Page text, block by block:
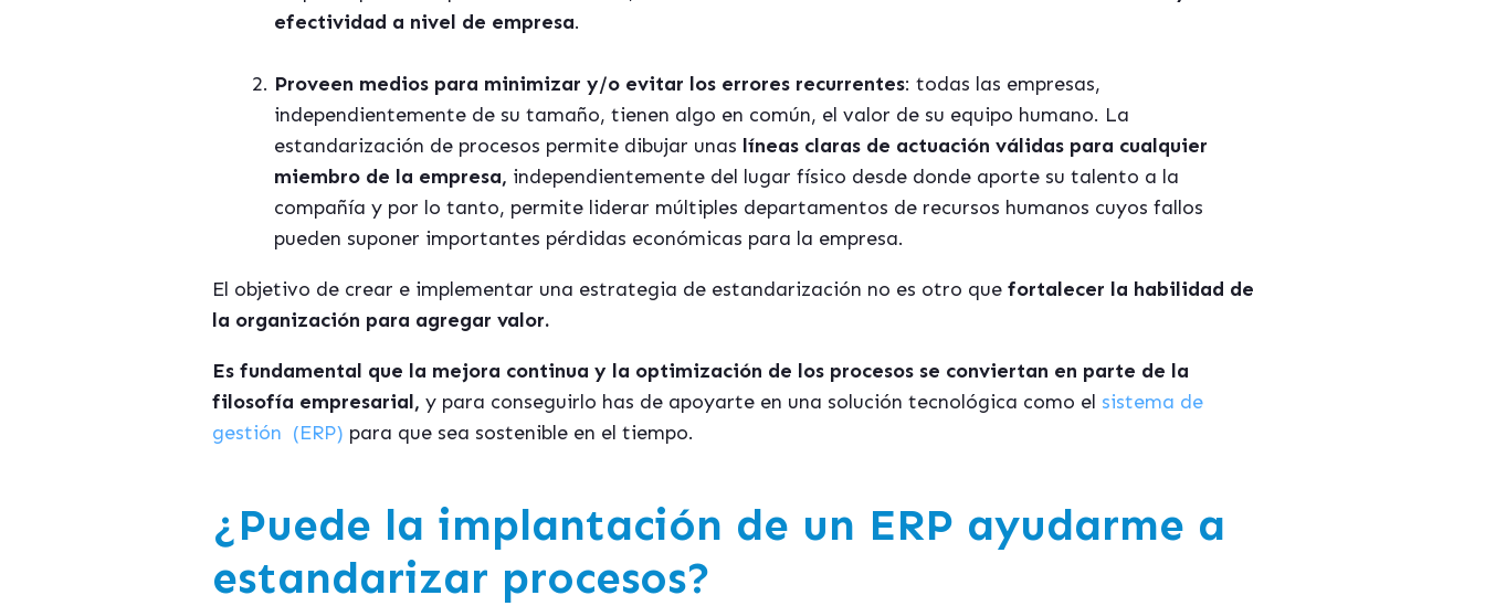
efectividad a nivel de empresa.
Proveen medios para minimizar y/o evitar los errores recurrentes: todas las empresas,
independientemente de su tamaño, tienen algo en común, el valor de su equipo humano. La
estandarización de procesos permite dibujar unas líneas claras de actuación válidas para cualquier
miembro de la empresa, independientemente del lugar físico desde donde aporte su talento a la
compañía y por lo tanto, permite liderar múltiples departamentos de recursos humanos cuyos fallos
pueden suponer importantes pérdidas económicas para la empresa.
El objetivo de crear e implementar una estrategia de estandarización no es otro que fortalecer la habilidad de
la organización para agregar valor.
Es fundamental que la mejora continua y la optimización de los procesos se conviertan en parte de la
filosofía empresarial, y para conseguirlo has de apoyarte en una solución tecnológica como el sistema de
gestión (ERP) para que sea sostenible en el tiempo.
¿Puede la implantación de un ERP ayudarme a
estandarizar procesos?